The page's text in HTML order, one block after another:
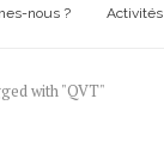
nous ? Activités
with "QVT"